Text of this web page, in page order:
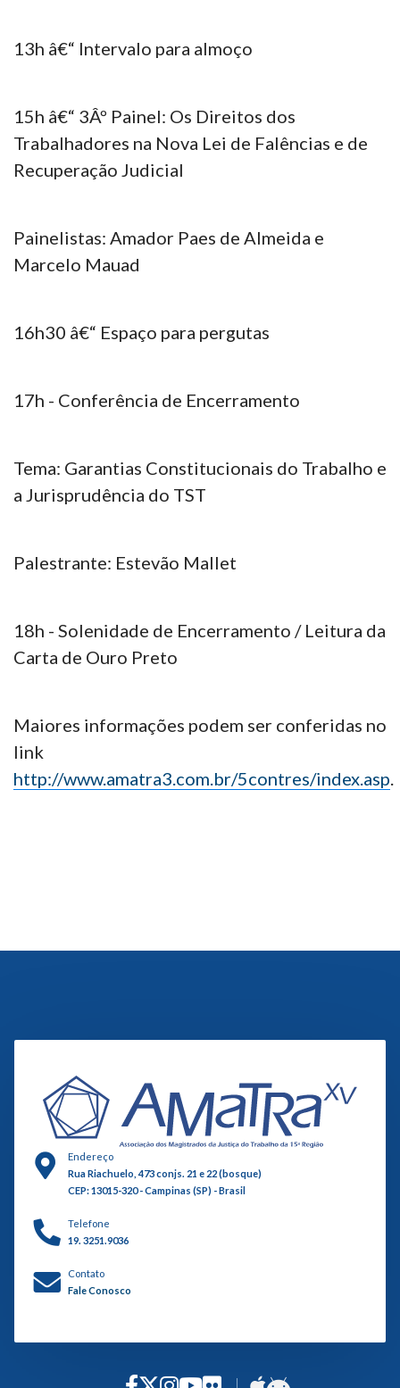
13h â€“ Intervalo para almoço
15h â€“ 3Âº Painel: Os Direitos dos
Trabalhadores na Nova Lei de Falências e de
Recuperação Judicial
Painelistas: Amador Paes de Almeida e
Marcelo Mauad
16h30 â€“ Espaço para pergutas
17h - Conferência de Encerramento
Tema: Garantias Constitucionais do Trabalho e
a Jurisprudência do TST
Palestrante: Estevão Mallet
18h - Solenidade de Encerramento / Leitura da
Carta de Ouro Preto
Maiores informações podem ser conferidas no
link
http://www.amatra3.com.br/5contres/index.asp
Endereço
Rua Riachuelo, 473 conjs. 21 e 22 (bosque)
CEP: 13015-320 - Campinas (SP) - Brasil
Telefone
19. 3251.9036
Contato
Fale Conosco